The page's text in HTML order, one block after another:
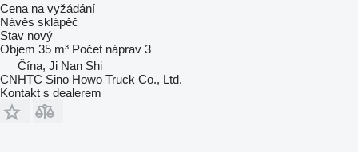
Cena na vyžádání
Návěs sklápěč
Stav nový
Objem 35 m³ Počet náprav 3
Čína, Ji Nan Shi
CNHTC Sino Howo Truck Co., Ltd.
Kontakt s dealerem